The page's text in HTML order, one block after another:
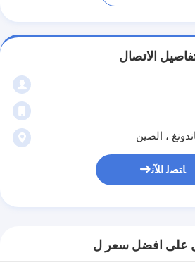
الاتصال
ﺎﺘﺼﻟ ﺍﻶﻧ
على افضل سعر ل